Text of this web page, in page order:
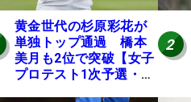
黄金世代の杉原彩花が
単独トップ通過 橋本
美月も2位で突破【女子
プロテスト1次予選・E
2